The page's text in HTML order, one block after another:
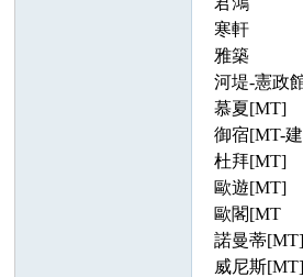
寒軒
雅築
河堤-憲政
慕夏[MT]
御宿[MT-
杜拜[MT]
歐遊[MT]
歐閣[MT
諾曼蒂[MT]
威尼斯[MT]